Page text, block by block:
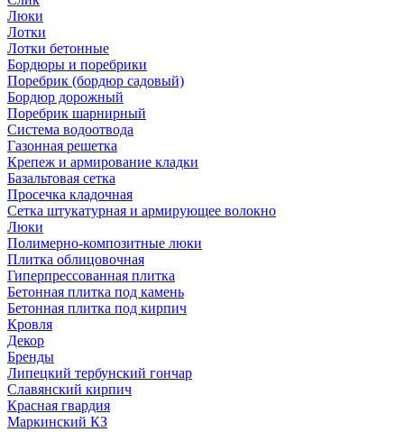
Люки
Лотки
Лотки бетонные
Бордюры и поребрики
Поребрик (бордюр садовый)
Бордюр дорожный
Поребрик шарнирный
Система водоотвода
Газонная решетка
Крепеж и армирование кладки
Базальтовая сетка
Просечка кладочная
Сетка штукатурная и армирующее волокно
Люки
Полимерно-композитные люки
Плитка облицовочная
Гиперпрессованная плитка
Бетонная плитка под камень
Бетонная плитка под кирпич
Кровля
Декор
Бренды
Липецкий тербунский гончар
Славянский кирпич
Красная гвардия
Маркинский КЗ